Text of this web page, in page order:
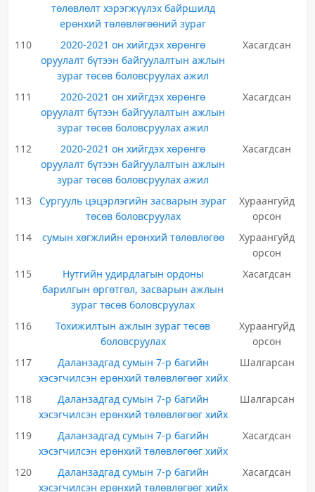
төлөвлөлт хэрэгжүүлэх байршилд
ерөнхий төлөвлөгөөний зураг
110
2020-2021 он хийгдэх хөрөнгө
оруулалт бүтээн байгуулалтын ажлын
зураг төсөв боловсруулах ажил
Хасагдсан
111
2020-2021 он хийгдэх хөрөнгө
оруулалт бүтээн байгуулалтын ажлын
зураг төсөв боловсруулах ажил
Хасагдсан
112
2020-2021 он хийгдэх хөрөнгө
оруулалт бүтээн байгуулалтын ажлын
зураг төсөв боловсруулах ажил
Хасагдсан
113
Сургууль цэцэрлэгийн засварын зураг
төсөв боловсруулах
Хураангуйд
орсон
114
сумын хөгжлийн ерөнхий төлөвлөгөө
Хураангуйд
орсон
115
Нутгийн удирдлагын ордоны
барилгын өргөтгөл, засварын ажлын
зураг төсөв боловсруулах
Хасагдсан
116
Тохижилтын ажлын зураг төсөв
боловсруулах
Хураангуйд
орсон
117
Даланзадгад сумын 7-р багийн
хэсэгчилсэн ерөнхий төлөвлөгөөг хийх
Шалгарсан
118
Даланзадгад сумын 7-р багийн
хэсэгчилсэн ерөнхий төлөвлөгөөг хийх
Шалгарсан
119
Даланзадгад сумын 7-р багийн
хэсэгчилсэн ерөнхий төлөвлөгөөг хийх
Хасагдсан
120
Даланзадгад сумын 7-р багийн
хэсэгчилсэн ерөнхий төлөвлөгөөг хийх
Хасагдсан